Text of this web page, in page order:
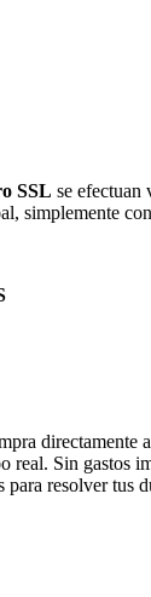
SSL se efectuan
simplemente
directamente
real. Sin gastos
para resolver tus